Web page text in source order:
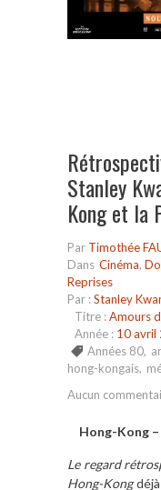
Stanley
Kong et la
Par Timothée
Dans Cinéma,
Reprises
Par :Stanley
Titre :Amours
Année : 10 avril
Années 80,
hong-kongais,
Aucun
Hong-Kong
Le regard
Hong-Kong